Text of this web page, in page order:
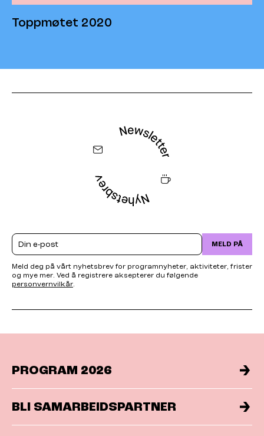
Toppmøtet 2020
Email MELD PÅ
Meld deg på vårt nyhetsbrev for programnyheter, aktiviteter, frister
og mye mer. Ved å registrere aksepterer du følgende
personvernvilkår.
PROGRAM 2026
BLI SAMARBEIDSPARTNER